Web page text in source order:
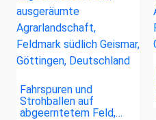
Fahrspuren und
Strohballen auf
abgeerntetem Feld,…